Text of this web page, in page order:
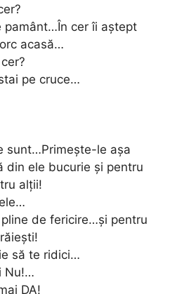
pamânt…În cer îi aştept
acasă…
pe cruce…
sunt…Primeşte-le aşa
din ele bucurie şi pentru
alţii!
de fericire…şi pentru
să te ridici…
Nu!…
DA!